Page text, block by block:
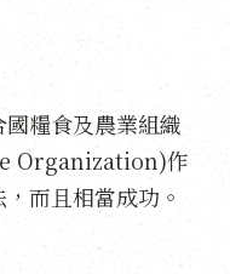
糧食及農業組織
Organization)作
而且相當成功。